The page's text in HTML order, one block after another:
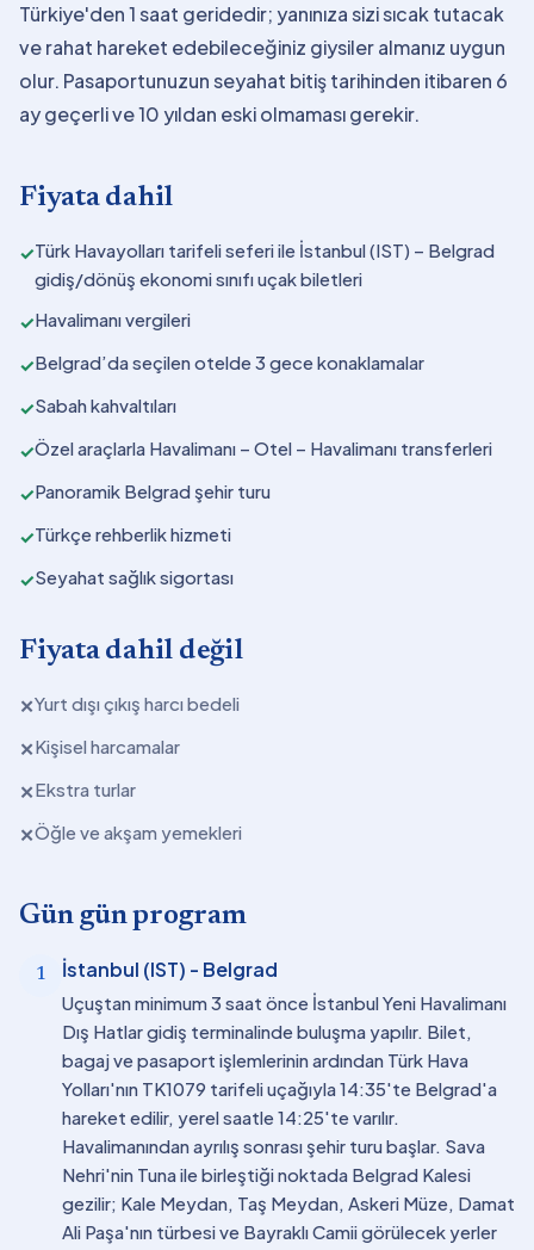
Türkiye'den 1 saat geridedir; yanınıza sizi sıcak tutacak
ve rahat hareket edebileceğiniz giysiler almanız uygun
olur. Pasaportunuzun seyahat bitiş tarihinden itibaren 6
ay geçerli ve 10 yıldan eski olmaması gerekir.
Fiyata dahil
✓Türk Havayolları tarifeli seferi ile İstanbul (IST) – Belgrad
gidiş/dönüş ekonomi sınıfı uçak biletleri
✓Havalimanı vergileri
✓Belgrad’da seçilen otelde 3 gece konaklamalar
✓Sabah kahvaltıları
✓Özel araçlarla Havalimanı – Otel – Havalimanı transferleri
✓Panoramik Belgrad şehir turu
✓Türkçe rehberlik hizmeti
✓Seyahat sağlık sigortası
Fiyata dahil değil
✕Yurt dışı çıkış harcı bedeli
✕Kişisel harcamalar
✕Ekstra turlar
✕Öğle ve akşam yemekleri
Gün gün program
1 İstanbul (IST) - Belgrad
Uçuştan minimum 3 saat önce İstanbul Yeni Havalimanı
Dış Hatlar gidiş terminalinde buluşma yapılır. Bilet,
bagaj ve pasaport işlemlerinin ardından Türk Hava
Yolları'nın TK1079 tarifeli uçağıyla 14:35'te Belgrad'a
hareket edilir, yerel saatle 14:25'te varılır.
Havalimanından ayrılış sonrası şehir turu başlar. Sava
Nehri'nin Tuna ile birleştiği noktada Belgrad Kalesi
gezilir; Kale Meydan, Taş Meydan, Askeri Müze, Damat
Ali Paşa'nın türbesi ve Bayraklı Camii görülecek yerler